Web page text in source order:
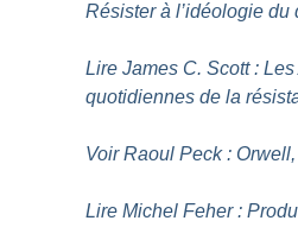
Résister à l’idéologie du
Lire James C. Scott :
quotidiennes de la
Voir Raoul Peck :
Lire Michel Feher :